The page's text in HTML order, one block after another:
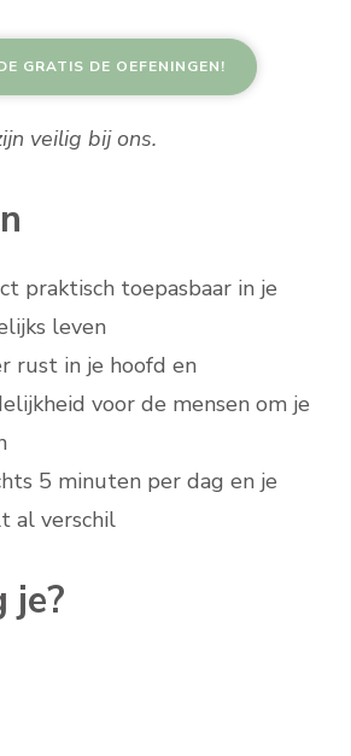
veilig bij ons.
praktisch toepasbaar in je
leven
rust in je hoofd en
voor de mensen om je
5 minuten per dag en je
al verschil
je?